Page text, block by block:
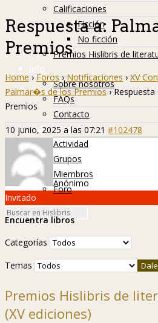
Calificaciones
Ficción
No ficción
Premios Hislibris de
Info
Sobre nosotros
FAQs
Contacto
Hislibreños
Actividad
Grupos
Miembros
Foro
Respuesta a:
Premios
Home › Foros › Notificaciones › XV
Palmar�s de los Premios ›
Premios
10 junio, 2025 a las 07:21 #102478
Anónimo
Invitado
Encuentra libros
Categorías
Temas
Premios Hislibris de
(XV ediciones)